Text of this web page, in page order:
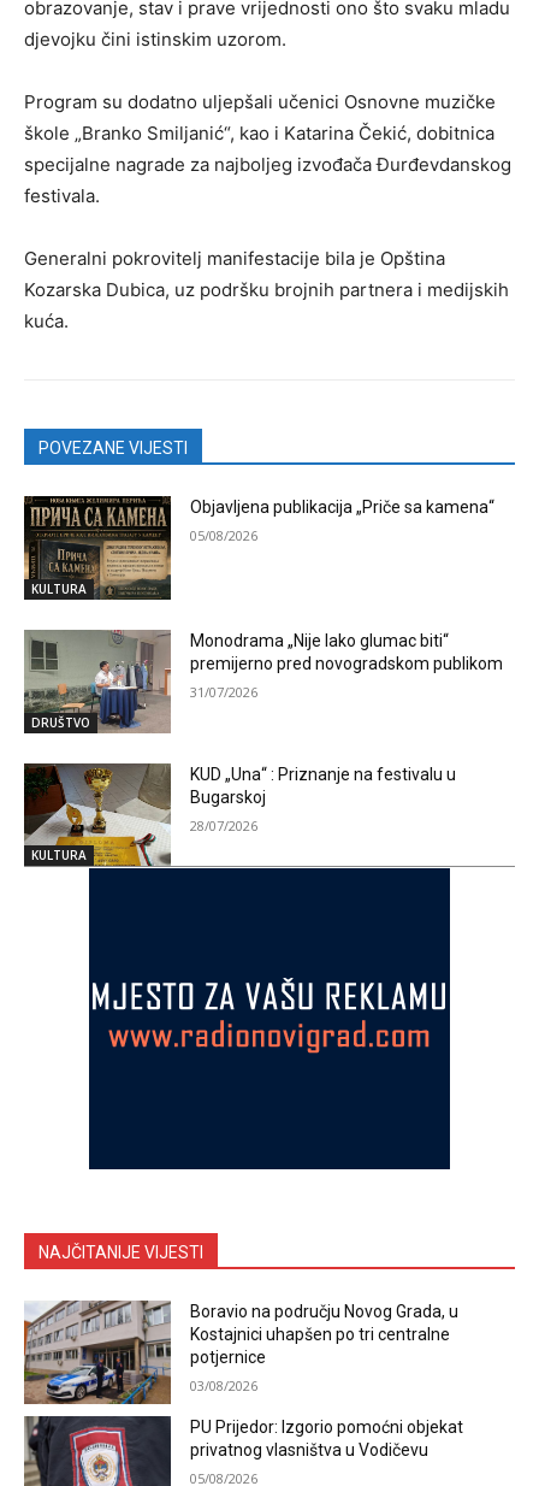
obrazovanje, stav i prave vrijednosti ono što svaku mladu
djevojku čini istinskim uzorom.
Program su dodatno uljepšali učenici Osnovne muzičke
škole „Branko Smiljanić“, kao i Katarina Čekić, dobitnica
specijalne nagrade za najboljeg izvođača Đurđevdanskog
festivala.
Generalni pokrovitelj manifestacije bila je Opština
Kozarska Dubica, uz podršku brojnih partnera i medijskih
kuća.
POVEZANE VIJESTI
KULTURA
Objavljena publikacija „Priče sa kamena“
05/08/2026
DRUŠTVO
Monodrama „Nije lako glumac biti“
premijerno pred novogradskom publikom
31/07/2026
KULTURA
KUD „Una“ : Priznanje na festivalu u
Bugarskoj
28/07/2026
NAJČITANIJE VIJESTI
Boravio na području Novog Grada, u
Kostajnici uhapšen po tri centralne
potjernice
03/08/2026
PU Prijedor: Izgorio pomoćni objekat
privatnog vlasništva u Vodičevu
05/08/2026